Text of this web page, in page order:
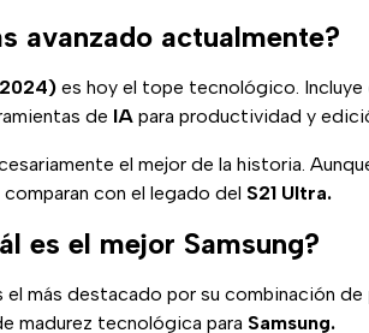
avanzado actualmente?
es hoy el tope tecnológico. Incluye
de IA para productividad y
el mejor de la historia.
comparan con el legado del S21 Ultra.
es el mejor Samsung?
el más destacado por su combinación de
madurez tecnológica para Samsung.